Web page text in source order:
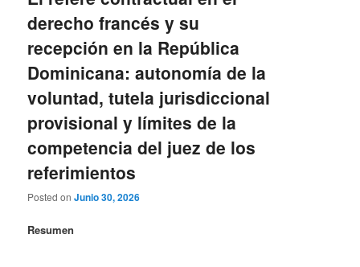
derecho francés y su
recepción en la República
Dominicana: autonomía de la
voluntad, tutela jurisdiccional
provisional y límites de la
competencia del juez de los
referimientos
Posted onJunio 30, 2026
Resumen